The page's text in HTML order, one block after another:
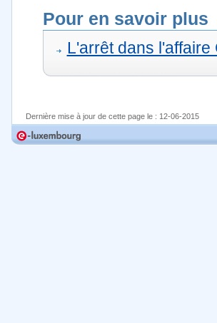
Pour en savoir plus
L'arrêt dans
Dernière mise à jour de cette page le : 12-06-2015